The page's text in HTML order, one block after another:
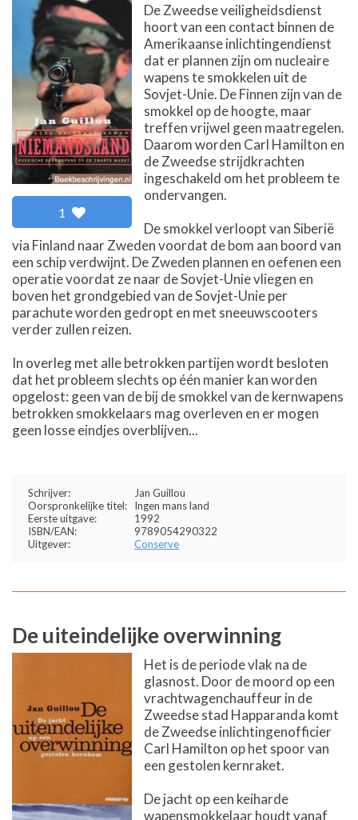
1
De Zweedse veiligheidsdienst
hoort van een contact binnen de
Amerikaanse inlichtingendienst
dat er plannen zijn om nucleaire
wapens te smokkelen uit de
Sovjet-Unie. De Finnen zijn van de
smokkel op de hoogte, maar
treffen vrijwel geen maatregelen.
Daarom worden Carl Hamilton en
de Zweedse strijdkrachten
ingeschakeld om het probleem te
ondervangen.
De smokkel verloopt van Siberië
via Finland naar Zweden voordat de bom aan boord van
een schip verdwijnt. De Zweden plannen en oefenen een
operatie voordat ze naar de Sovjet-Unie vliegen en
boven het grondgebied van de Sovjet-Unie per
parachute worden gedropt en met sneeuwscooters
verder zullen reizen.
In overleg met alle betrokken partijen wordt besloten
dat het probleem slechts op één manier kan worden
opgelost: geen van de bij de smokkel van de kernwapens
betrokken smokkelaars mag overleven en er mogen
geen losse eindjes overblijven...
Schrijver:
Jan Guillou
Oorspronkelijke titel:
Ingen mans land
Eerste uitgave:
1992
ISBN/EAN:
9789054290322
Uitgever:
Conserve
De uiteindelijke overwinning
Het is de periode vlak na de
glasnost. Door de moord op een
vrachtwagenchauffeur in de
Zweedse stad Happaranda komt
de Zweedse inlichtingenofficier
Carl Hamilton op het spoor van
een gestolen kernraket.
De jacht op een keiharde
wapensmokkelaar houdt vanaf